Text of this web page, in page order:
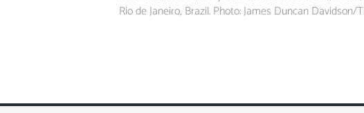
Rio de Janeiro, Brazil. Photo: James Duncan Davidson/